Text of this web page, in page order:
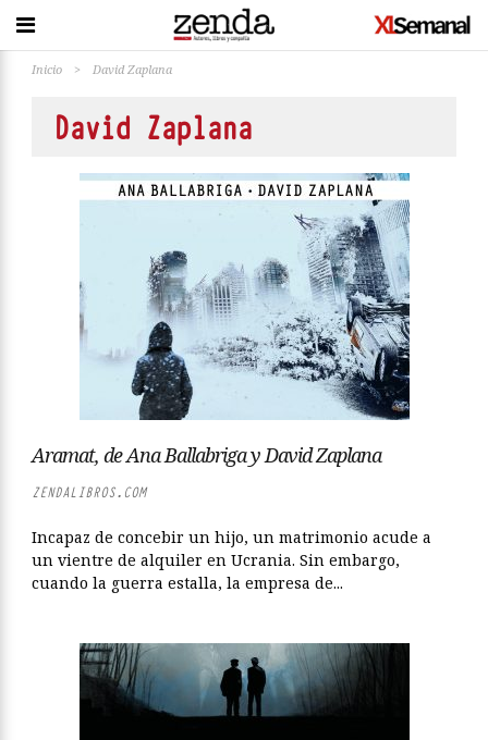
Inicio > David Zaplana
David Zaplana
Aramat, de Ana Ballabriga y David Zaplana
ZENDALIBROS.COM
Incapaz de concebir un hijo, un matrimonio acude a
un vientre de alquiler en Ucrania. Sin embargo,
cuando la guerra estalla, la empresa de...